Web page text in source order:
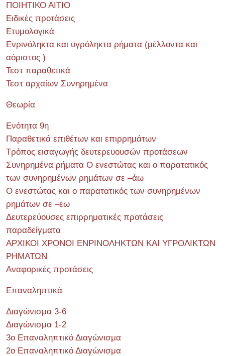
ΠΟΙΗΤΙΚΟ ΑΙΤΙΟ
Ειδικές προτάσεις
Ετυμολογικά
Ενρινόληκτα και υγρόληκτα ρήματα (μέλλοντα και
αόριστος )
Τεστ παραθετικά
Τεστ αρχαίων Συνηρημένα
Θεωρία
Ενότητα 9η
Παραθετικά επιθέτων και επιρρημάτων
Τρόπος εισαγωγής δευτερευουσών προτάσεων
Συνηρημένα ρήματα Ο ενεστώτας και ο παρατατικός
των συνηρημένων ρημάτων σε –άω
Ο ενεστώτας και ο παρατατικός των συνηρημένων
ρημάτων σε –εω
Δευτερεύουσες επιρρηματικές προτάσεις
παραδείγματα
ΑΡΧΙΚΟΙ ΧΡΟΝΟΙ ΕΝΡΙΝΟΛΗΚΤΩΝ ΚΑΙ ΥΓΡΟΛΙΚΤΩΝ
ΡΗΜΑΤΩΝ
Αναφορικές προτάσεις
Επαναληπτικά
Διαγώνισμα 3-6
Διαγώνισμα 1-2
3ο Επαναληπτικό Διαγώνισμα
2ο Επαναληπτικό Διαγώνισμα